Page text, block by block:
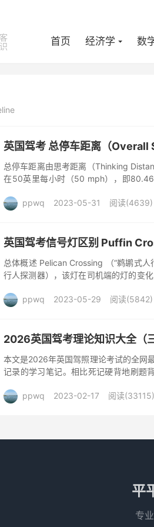
首页 经济学 数
英国驾考 总停车距离（
总停车距离由思考距离（Thinking
在50英里每小时（50 mph），即
ppwq 2023-05-31 阅读(4639)
英国驾考信号灯区别 Puffin
总体概述 Pelican Crossing （“鹈鹕式
行人探测器），该灯在司机端的灯的变
ppwq 2023-05-29 阅读(5842)
2026英国驾考理论知识大全（
本文是2026年英国驾照理论考试的全网
记录的学习笔记。相比死记硬背地刷题
文讲解...
ppwq 2023-02-17 阅读(33115)
平
专